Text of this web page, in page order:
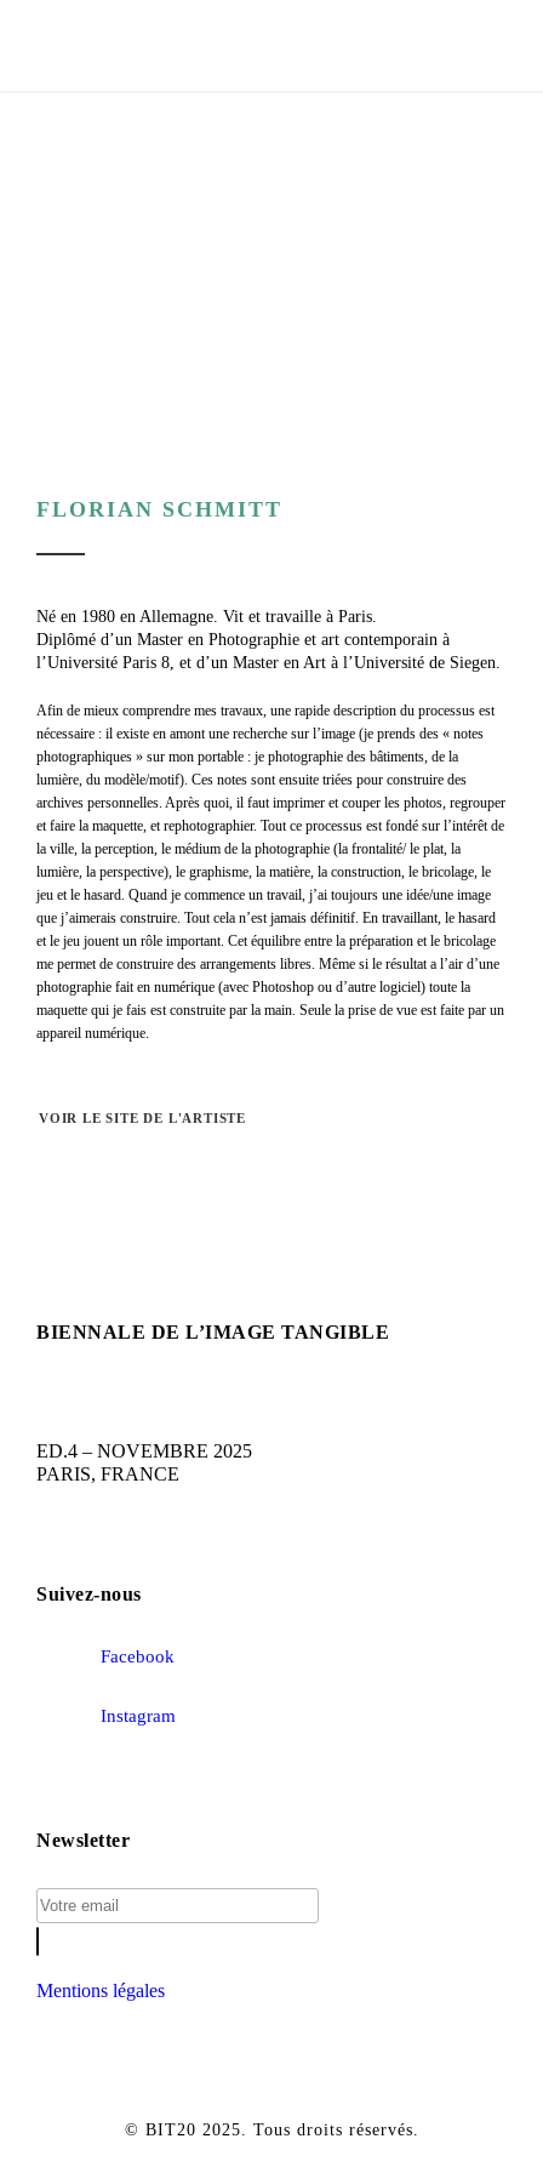
FLORIAN SCHMITT
Né en 1980 en Allemagne. Vit et travaille à Paris.
Diplômé d’un Master en Photographie et art contemporain à
l’Université Paris 8, et d’un Master en Art à l’Université de Siegen.
Afin de mieux comprendre mes travaux, une rapide description du processus est
nécessaire : il existe en amont une recherche sur l’image (je prends des « notes
photographiques » sur mon portable : je photographie des bâtiments, de la
lumière, du modèle/motif). Ces notes sont ensuite triées pour construire des
archives personnelles. Après quoi, il faut imprimer et couper les photos, regrouper
et faire la maquette, et rephotographier. Tout ce processus est fondé sur l’intérêt de
la ville, la perception, le médium de la photographie (la frontalité/ le plat, la
lumière, la perspective), le graphisme, la matière, la construction, le bricolage, le
jeu et le hasard. Quand je commence un travail, j’ai toujours une idée/une image
que j’aimerais construire. Tout cela n’est jamais définitif. En travaillant, le hasard
et le jeu jouent un rôle important. Cet équilibre entre la préparation et le bricolage
me permet de construire des arrangements libres. Même si le résultat a l’air d’une
photographie fait en numérique (avec Photoshop ou d’autre logiciel) toute la
maquette qui je fais est construite par la main. Seule la prise de vue est faite par un
appareil numérique.
VOIR LE SITE DE L'ARTISTE
BIENNALE DE L’IMAGE TANGIBLE
ED.4 – NOVEMBRE 2025
PARIS, FRANCE
Suivez-nous
Facebook
Instagram
Newsletter
Mentions légales
© BIT20 2025. Tous droits réservés.